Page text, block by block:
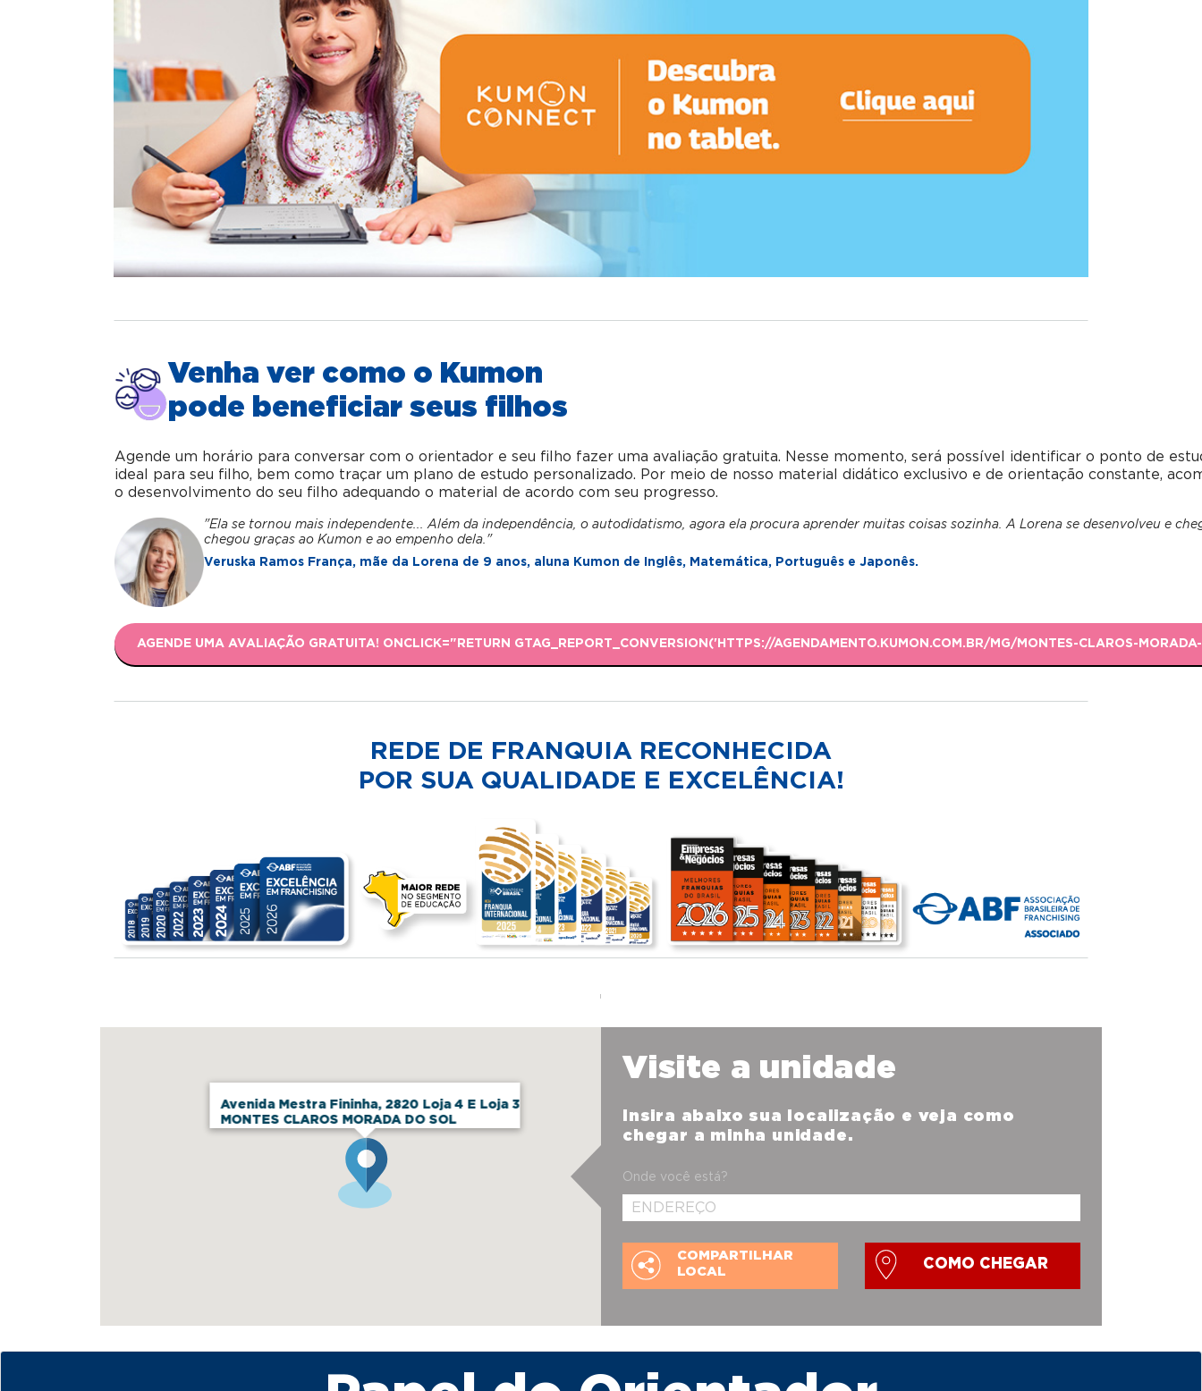
Venha ver como o Kumon
pode beneficiar seus filhos
Agende um horário para conversar com o orientador e seu filho fazer uma avaliação gratuita. Nesse momento, será possível identificar o ponto de
ideal para seu filho, bem como traçar um plano de estudo personalizado. Por meio de nosso material didático exclusivo e de orientação constante,
o desenvolvimento do seu filho adequando o material de acordo com seu progresso.
"Ela se tornou mais independente... Além da independência, o autodidatismo, agora ela procura aprender muitas coisas sozinha. A Lorena se desenvolveu e
chegou graças ao Kumon e ao empenho dela."
Veruska Ramos França, mãe da Lorena de 9 anos, aluna Kumon de Inglês, Matemática, Português e Japonês.
AGENDE UMA AVALIAÇÃO GRATUITA! ONCLICK="RETURN GTAG_REPORT_CONVERSION('HTTPS://AGENDAMENTO.KUMON.COM.BR/MG/MONTES-CLAROS-
REDE DE FRANQUIA RECONHECIDA
POR SUA QUALIDADE E EXCELÊNCIA!
Avenida Mestra Fininha, 2820 Loja 4 E Loja 3
MONTES CLAROS MORADA DO SOL
Visite a unidade
Insira abaixo sua localização e veja como
chegar a minha unidade.
Onde você está?
COMPARTILHAR
LOCAL
COMO CHEGAR